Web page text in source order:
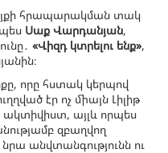
հրապարակման տակ
Սաք Վարդանյան,
«Վիզդ կտրելու ենք»,
որը հստակ կերպով
էր ոչ միայն Լիլիթ
այլև որպես
զբաղվող
անվտանգությունն ու